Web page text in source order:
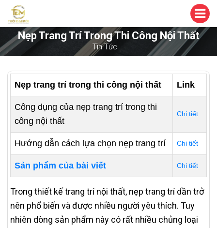
Nẹp Trang Trí Trong Thi Công Nội Thất
Tin Tức
Nẹp trang trí trong thi công nội thất Link
Công dụng của nẹp trang trí trong thi
công nội thất
Chi tiết
Hướng dẫn cách lựa chọn nẹp trang trí Chi tiết
Sản phẩm của bài viết Chi tiết
Trong thiết kế trang trí nội thất, nẹp trang trí dần trở
nên phổ biến và được nhiều người yêu thích. Tuy
nhiên dòng sản phẩm này có rất nhiều chủng loại